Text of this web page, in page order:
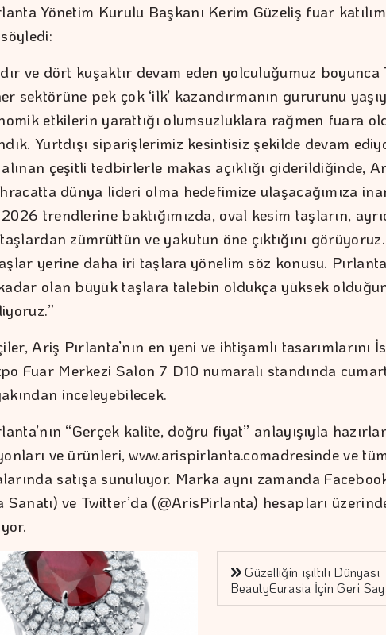
Yönetim Kurulu Başkanı Kerim Güzeliş fuar
ve dört kuşaktır devam eden yolculuğumuz boyunca
sektörüne pek çok ‘ilk’ kazandırmanın gururunu
etkilerin yarattığı olumsuzluklara rağmen fuara
Yurtdışı siparişlerimiz kesintisiz şekilde devam
çeşitli tedbirlerle makas açıklığı giderildiğinde,
dünya lideri olma hedefimize ulaşacağımıza
trendlerine baktığımızda, oval kesim taşların,
zümrüttün ve yakutun öne çıktığını
yerine daha iri taşlara yönelim söz konusu.
olan büyük taşlara talebin oldukça yüksek
Ariş Pırlanta’nın en yeni ve ihtişamlı tasarımlarını
Fuar Merkezi Salon 7 D10 numaralı standında
inceleyebilecek.
“Gerçek kalite, doğru fiyat” anlayışıyla
ve ürünleri, www.arispirlanta.comadresinde ve
satışa sunuluyor. Marka aynı zamanda
Sanatı) ve Twitter’da (@ArisPirlanta) hesapları
Güzelliğin ışıltılı Dünyası
BeautyEurasia İçin Geri